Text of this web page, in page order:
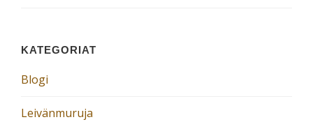
KATEGORIAT
Blogi
Leivänmuruja